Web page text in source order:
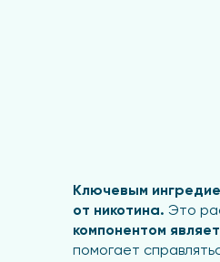
Ключевым
от никотина. Это
компонентом
помогает